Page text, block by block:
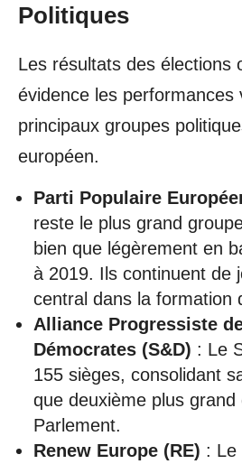
Politiques
Les résultats des élections
évidence les performances
principaux groupes
européen.
Parti Populaire
reste le plus grand
bien que légèrement en
à 2019. Ils continuent de
central dans la formation
Alliance Progressiste
Démocrates (S&D) : Le
155 sièges, consolidant
que deuxième plus grand
Parlement.
Renew Europe (RE) : Le